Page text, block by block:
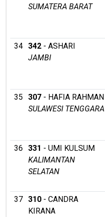
SUMATERA BARAT
34
342 - ASHARI
JAMBI
35
307 - HAFIA RAHMAN
SULAWESI TENGGARA
36
331 - UMI KULSUM
KALIMANTAN
SELATAN
37
310 - CANDRA
KIRANA